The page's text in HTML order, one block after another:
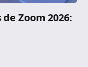
Zoom 2026: